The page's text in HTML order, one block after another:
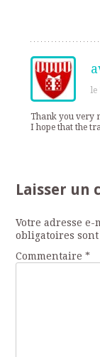
le
Thank you very
I hope that the
Laisser un
Votre adresse
obligatoires
Commentaire*